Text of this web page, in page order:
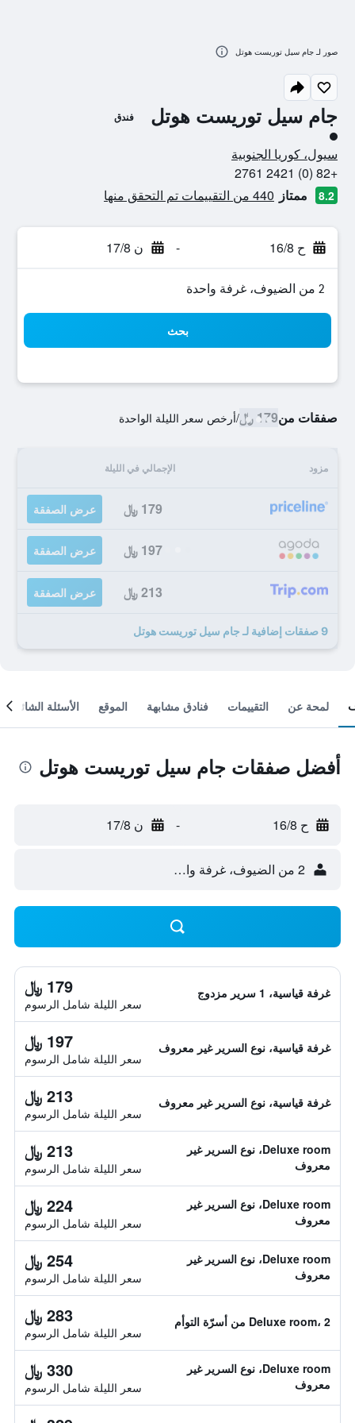
جام سيل توريست هوتل فندق
تقييم فئة 1
سيول، كوريا الجنوبية
+82 (0) 2421 2761
8.2 ممتاز 440 من التقييمات تم التحقق منها
ح 16/8 - ن 17/8
2 من الضيوف، غرفة واحدة
بحث
صفقات من179 ﷼ /أرخص سعر الليلة الواحدة
مزود الإجمالي في الليلة
179 ﷼ عرض الصفقة
197 ﷼ عرض الصفقة
213 ﷼ عرض الصفقة
9 صفقات إضافية لـ جام سيل توريست هوتل
صور لـ جام سيل توريست هوتل
لمحة عن التقييمات فنادق مشابهة الموقع الأسئلة الشائعة
أفضل صفقات جام سيل توريست هوتل
ح 16/8 - ن 17/8
2 من الضيوف، غرفة واحدة
غرفة قياسية، 1 سرير مزدوج 179 ﷼
سعر الليلة شامل الرسوم
غرفة قياسية، نوع السرير غير معروف 197 ﷼
سعر الليلة شامل الرسوم
غرفة قياسية، نوع السرير غير معروف 213 ﷼
سعر الليلة شامل الرسوم
Deluxe room، نوع السرير غير
معروف
213 ﷼
سعر الليلة شامل الرسوم
Deluxe room، نوع السرير غير
معروف
224 ﷼
سعر الليلة شامل الرسوم
Deluxe room، نوع السرير غير
معروف
254 ﷼
سعر الليلة شامل الرسوم
Deluxe room، 2 من أسرّة التوأم 283 ﷼
سعر الليلة شامل الرسوم
Deluxe room، نوع السرير غير
معروف
330 ﷼
سعر الليلة شامل الرسوم